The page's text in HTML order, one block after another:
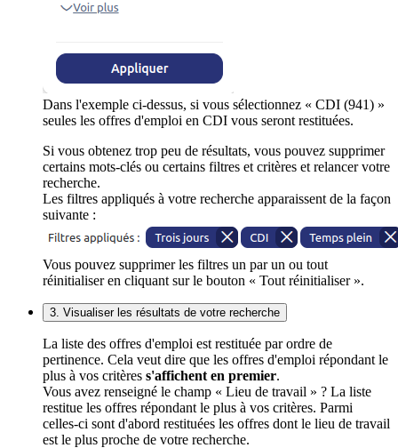
Dans l'exemple ci-dessus, si vous sélectionnez « CDI (941) »
seules les offres d'emploi en CDI vous seront restituées.
Si vous obtenez trop peu de résultats, vous pouvez supprimer
certains mots-clés ou certains filtres et critères et relancer votre
recherche.
Les filtres appliqués à votre recherche apparaissent de la façon
suivante :
Vous pouvez supprimer les filtres un par un ou tout
réinitialiser en cliquant sur le bouton « Tout réinitialiser ».
3. Visualiser les résultats de votre recherche
La liste des offres d'emploi est restituée par ordre de
pertinence. Cela veut dire que les offres d'emploi répondant le
plus à vos critères s'affichent en premier.
Vous avez renseigné le champ « Lieu de travail » ? La liste
restitue les offres répondant le plus à vos critères. Parmi
celles-ci sont d'abord restituées les offres dont le lieu de travail
est le plus proche de votre recherche.